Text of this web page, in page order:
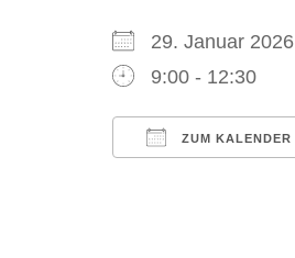
29. Januar
9:00 - 12:30
ZUM KALENDER